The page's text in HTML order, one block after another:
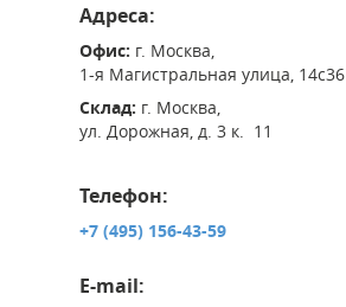
Адреса:
Офис: г. Москва,
1-я Магистральная улица, 14с36
Склад: г. Москва,
ул. Дорожная, д. 3 к. 11
Телефон:
+7 (495) 156-43-59
E-mail: